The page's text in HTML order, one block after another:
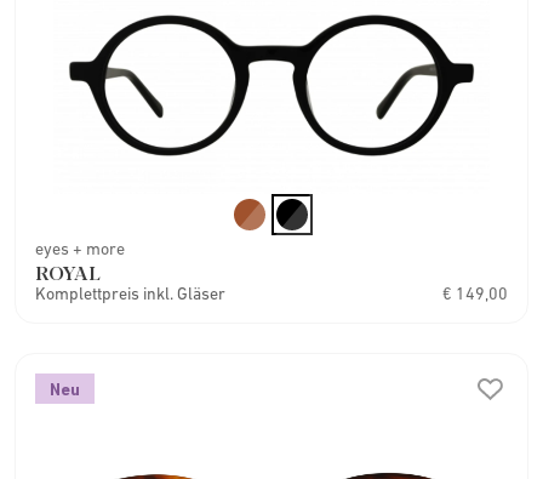
eyes + more
ROYAL
Komplettpreis inkl. Gläser € 149,00
Neu